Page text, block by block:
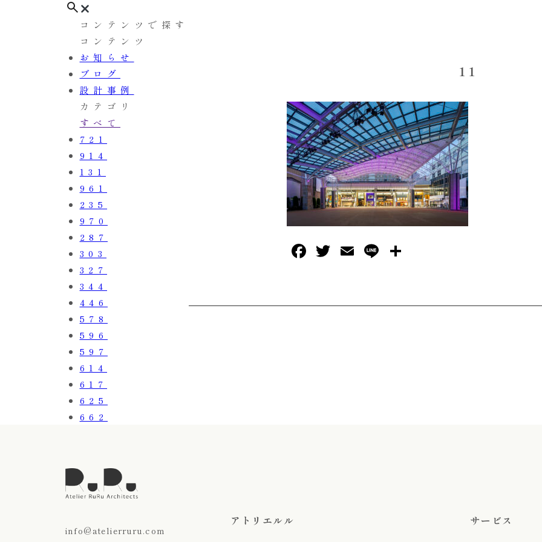
コンテンツで探す
コンテンツ
お知らせ
ブログ
設計事例
カテゴリ
すべて
721
914
131
961
235
970
287
303
327
344
446
578
596
597
614
617
625
662
11
Facebook
Twitter
EmailLine
info@atelierruru.com
アトリエルル サービス